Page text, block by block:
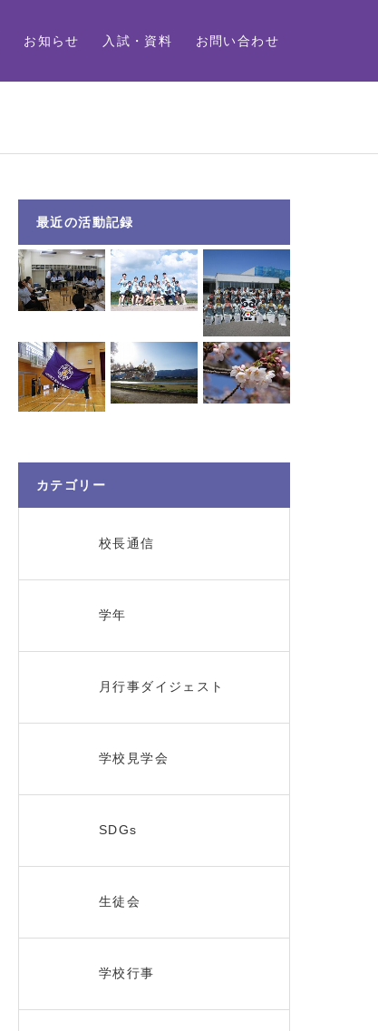
お知らせ 入試・資料 お問い合わせ
最近の活動記録
カテゴリー
校長通信
学年
月行事ダイジェスト
学校見学会
SDGs
生徒会
学校行事